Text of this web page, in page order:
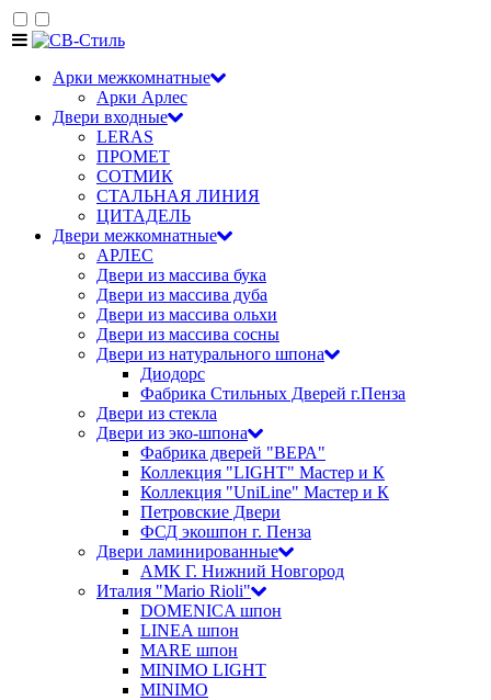
Арки межкомнатные
Арки Арлес
Двери входные
LERAS
ПРОМЕТ
СОТМИК
СТАЛЬНАЯ ЛИНИЯ
ЦИТАДЕЛЬ
Двери межкомнатные
АРЛЕС
Двери из массива бука
Двери из массива дуба
Двери из массива ольхи
Двери из массива сосны
Двери из натурального шпона
Диодорс
Фабрика Стильных Дверей г.Пенза
Двери из стекла
Двери из эко-шпона
Фабрика дверей "ВЕРА"
Коллекция "LIGHT" Мастер и К
Коллекция "UniLine" Мастер и К
Петровские Двери
ФСД экошпон г. Пенза
Двери ламинированные
АМК Г. Нижний Новгород
Италия "Mario Rioli"
DOMENICA шпон
LINEA шпон
MARE шпон
MINIMO LIGHT
MINIMO